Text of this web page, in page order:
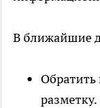
В ближайшие
разметку.